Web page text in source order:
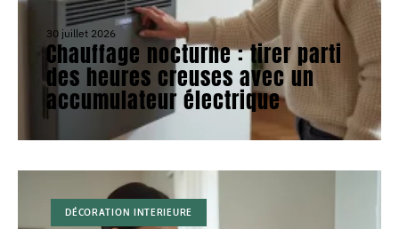
30 juillet 2026
Chauffage nocturne : tirer parti
des heures creuses avec un
accumulateur électrique
DÉCORATION INTERIEURE